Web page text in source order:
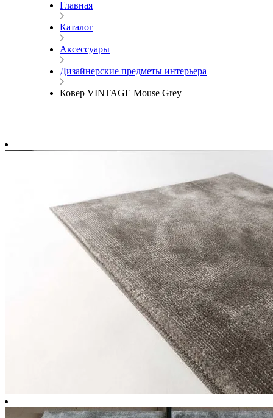
Главная
Каталог
Аксессуары
Дизайнерские предметы интерьера
Ковер VINTAGE Mouse Grey